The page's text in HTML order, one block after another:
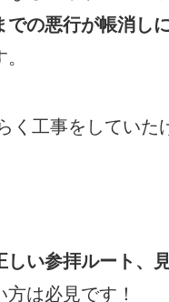
の悪行が帳消し
く工事をしてい
い参拝ルート、
は必見です！